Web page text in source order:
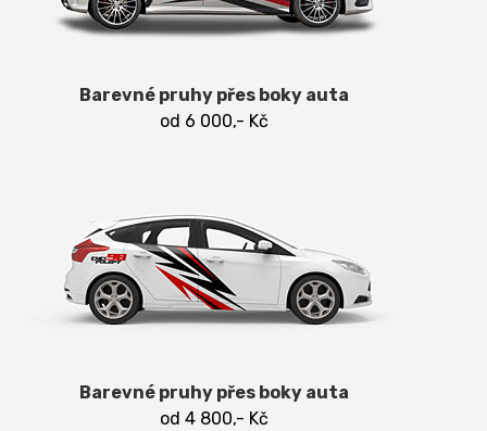
Barevné pruhy přes boky auta
od 6 000,- Kč
Barevné pruhy přes boky auta
od 4 800,- Kč